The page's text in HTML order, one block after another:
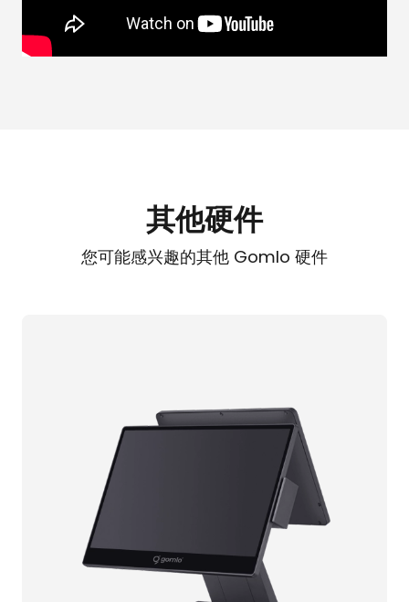
其他硬件
您可能感兴趣的其他 Gomlo 硬件